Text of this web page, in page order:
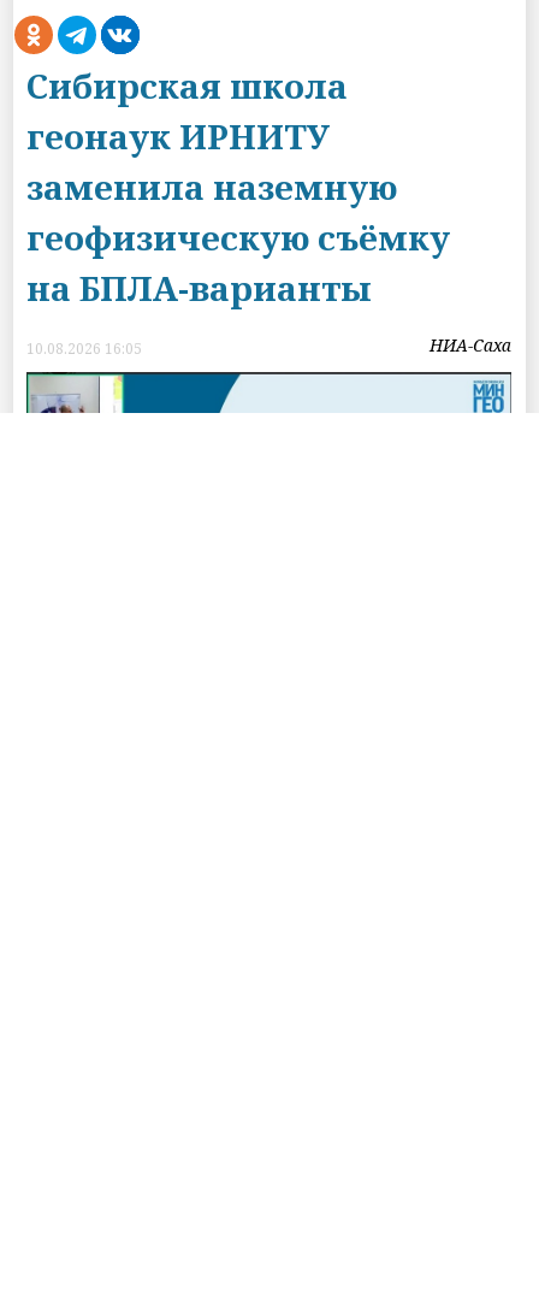
Сибирская школа
геонаук ИРНИТУ
заменила наземную
геофизическую съёмку
на БПЛА-варианты
10.08.2026 16:05 НИА-Саха